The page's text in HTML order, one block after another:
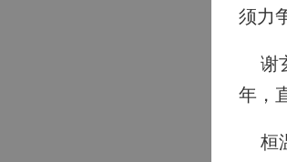
须
谢
年，
桓